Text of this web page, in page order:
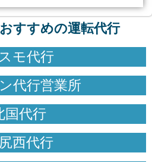
すすめの運転代行
モ代行
代行営業所
国代行
西代行